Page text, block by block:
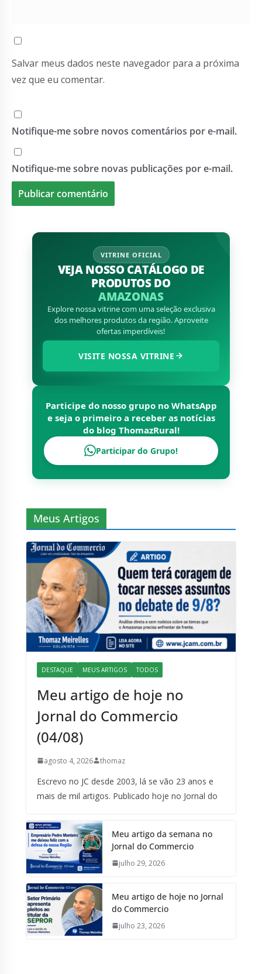
Salvar meus dados neste navegador para a próxima
vez que eu comentar.
Notifique-me sobre novos comentários por e-mail.
Notifique-me sobre novas publicações por e-mail.
VITRINE OFICIAL
VEJA NOSSO CATÁLOGO DE
PRODUTOS DO
AMAZONAS
Explore nossa vitrine com uma seleção exclusiva
dos melhores produtos da região. Aproveite
ofertas imperdíveis!
VISITE NOSSA VITRINE
Participe do nosso grupo no WhatsApp
e seja o primeiro a receber as notícias
do blog ThomazRural!
Participar do Grupo!
Meus Artigos
DESTAQUE MEUS ARTIGOS TODOS
Meu artigo de hoje no
Jornal do Commercio
(04/08)
agosto 4, 2026 thomaz
Escrevo no JC desde 2003, lá se vão 23 anos e
mais de mil artigos. Publicado hoje no Jornal do
Meu artigo da semana no
Jornal do Commercio
julho 29, 2026
Meu artigo de hoje no Jornal
do Commercio
julho 23, 2026